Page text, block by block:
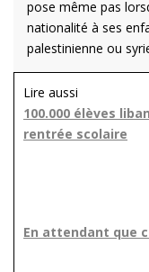
pose même pas
nationalité à ses
palestinienne ou
Lire aussi
100.000 élèves
rentrée scolaire
En attendant que